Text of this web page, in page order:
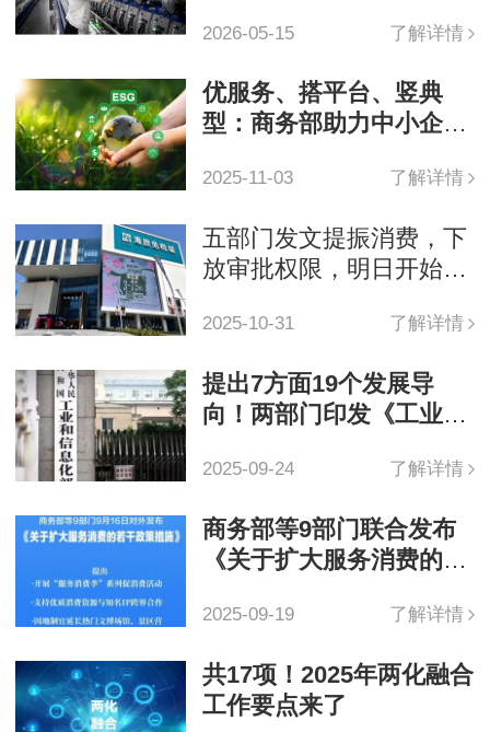
年）》
2026-05-15 了解详情
优服务、搭平台、竖典
型：商务部助力中小企业
2025-11-03 了解详情
五部门发文提振消费，下
放审批权限，明日开始实
2025-10-31 了解详情
提出7方面19个发展导
向！两部门印发《工业园
2025-09-24 了解详情
商务部等9部门联合发布
《关于扩大服务消费的若
2025-09-19 了解详情
共17项！2025年两化融合
工作要点来了